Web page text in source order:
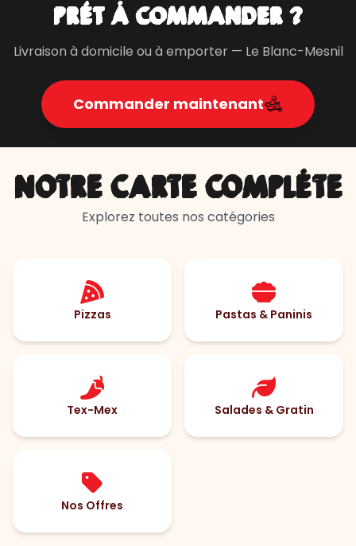
PRÊT À COMMANDER ?
Livraison à domicile ou à emporter — Le Blanc-Mesnil
Commander maintenant
NOTRE CARTE COMPLÈTE
Explorez toutes nos catégories
Pizzas Pastas & Paninis
Tex-Mex Salades & Gratin
Nos Offres